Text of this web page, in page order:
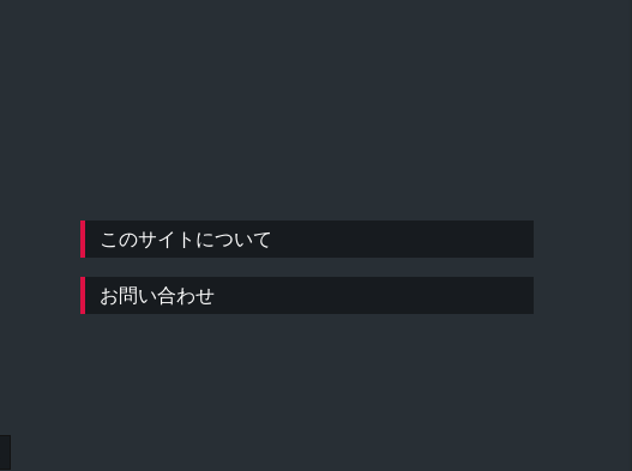
このサイトについて
お問い合わせ